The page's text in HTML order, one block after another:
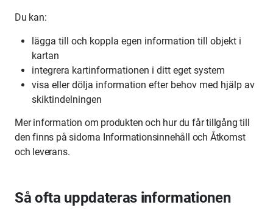
Du kan:
lägga till och koppla egen information till objekt i
kartan
integrera kartinformationen i ditt eget system
visa eller dölja information efter behov med hjälp av
skiktindelningen
Mer information om produkten och hur du får tillgång till
den finns på sidorna Informationsinnehåll och Åtkomst
och leverans.
Så ofta uppdateras informationen